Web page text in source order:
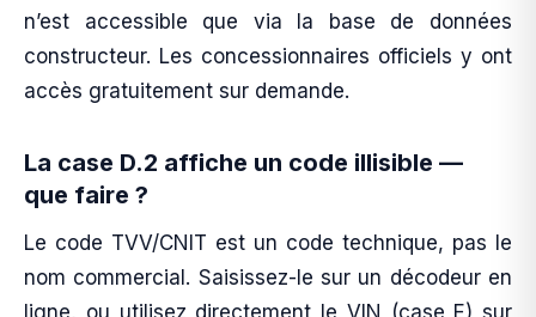
n’est accessible que via la base de données
constructeur. Les concessionnaires officiels y ont
accès gratuitement sur demande.
La case D.2 affiche un code illisible —
que faire ?
Le code TVV/CNIT est un code technique, pas le
nom commercial. Saisissez-le sur un décodeur en
ligne, ou utilisez directement le VIN (case E) sur